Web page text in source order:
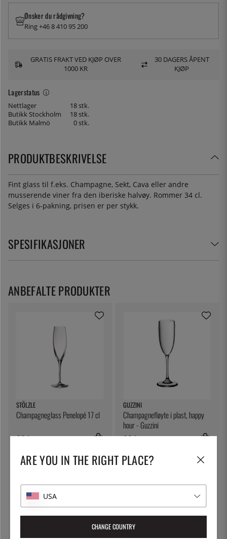
Lagerstatus
Nettlager
18 stk.
Butikk Stockholm
18 stk.
Butikk Malmö
0 stk.
Ønsker du rådgivning?
Ring +46 8 410 95 200
GRATIS FRAKT VED KJØP OVER
1000 KR
30 DAGERS ÅPENT
KJØP
PRODUKTBESKRIVELSE
Fint glass til f.eks. Champagne, Sekt, Cava eller andre
musserende viner fra den iberiske halvøy. Rommer 34 cl.
Selges i 6-pakning, prisen er per stykk.
SPESIFIKASJONER
STÖLZLE
Champagneglass Penelopé 17 cl
89 kr
GUZZINI
Champagnefløyte i plast, happy
hour - Guzzini
98 kr
ANBEFALTE PRODUKTER
ARE YOU IN THE RIGHT PLACE?
USA
CHANGE COUNTRY